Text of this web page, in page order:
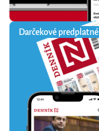
Darčekové predplatné